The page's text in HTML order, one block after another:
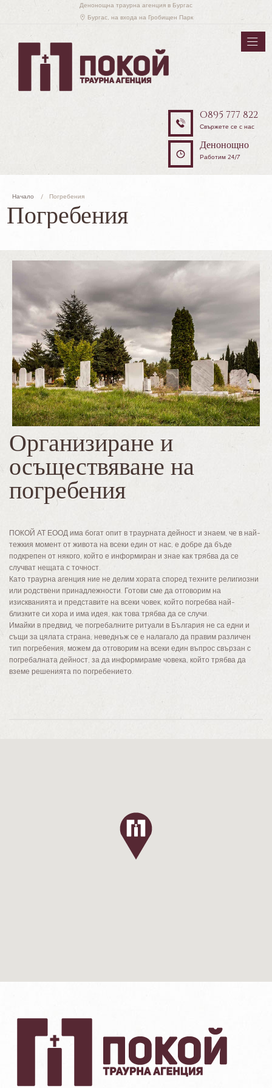
Денонощна траурна агенция в Бургас
Бургас, на входа на Гробищен Парк
O895 777 822
Свържете се с нас
Денонощно
Работим 24/7
Начало Погребения
Погребения
Организиране и
осъществяване на
погребения
ПОКОЙ АТ ЕООД има богат опит в траурната дейност и знаем, че в най-
тежкия момент от живота на всеки един от нас, е добре да бъде
подкрепен от някого, който е информиран и знае как трябва да се
случват нещата с точност.
Като траурна агенция ние не делим хората според техните религиозни
или родствени принадлежности. Готови сме да отговорим на
изискванията и представите на всеки човек, който погребва най-
близките си хора и има идея, как това трябва да се случи.
Имайки в предвид, че погребалните ритуали в България не са едни и
същи за цялата страна, неведнъж се е налагало да правим различен
тип погребения, можем да отговорим на всеки един въпрос свързан с
погребалната дейност, за да информираме човека, който трябва да
вземе решенията по погребението.